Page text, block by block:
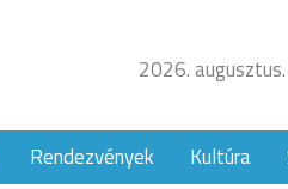
2026.
Rendezvények Kultúra